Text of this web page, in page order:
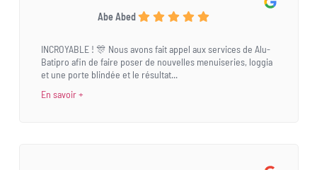
Abe Abed
INCROYABLE ! 🎊 Nous avons fait appel aux services de Alu-
Batipro afin de faire poser de nouvelles menuiseries, loggia
et une porte blindée et le résultat...
En savoir +